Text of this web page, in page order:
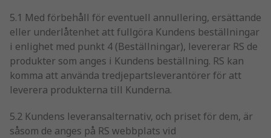
5.1 Med förbehåll för eventuell annullering, ersättande
eller underlåtenhet att fullgöra Kundens beställningar
i enlighet med punkt 4 (Beställningar), levererar RS de
produkter som anges i Kundens beställning. RS kan
komma att använda tredjepartsleverantörer för att
leverera produkterna till Kunderna.
5.2 Kundens leveransalternativ, och priset för dem, är
såsom de anges på RS webbplats vid